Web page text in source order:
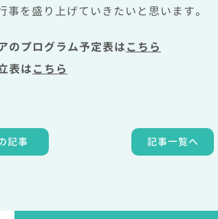
事を盛り上げていきたいと思います。
のプログラム予定表はこちら
表はこちら
記事 記事一覧へ